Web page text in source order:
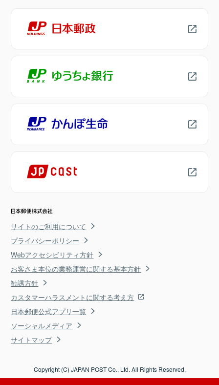
サイトのご利用について
プライバシーポリシー
Webアクセシビリティ方針
お客さま本位の業務運営に関する基本方針
勧誘方針
カスタマーハラスメントに関する考え方
日本郵便公式アプリ一覧
ソーシャルメディア
サイトマップ
Copyright (C) JAPAN POST Co., Ltd. All Rights Reserved.